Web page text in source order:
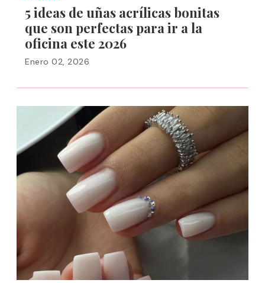
5 ideas de uñas acrílicas bonitas
que son perfectas para ir a la
oficina este 2026
Enero 02, 2026